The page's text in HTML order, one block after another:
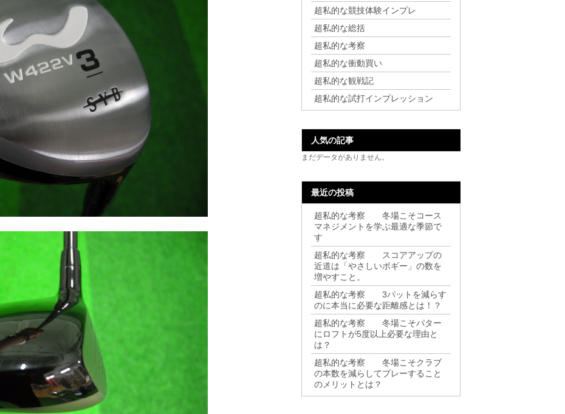
超私的な競技体験インプレ
超私的な総括
超私的な考察
超私的な衝動買い
超私的な観戦記
超私的な試打インプレッション
人気の記事
まだデータがありません。
最近の投稿
超私的な考察 冬場こそコース
マネジメントを学ぶ最適な季節で
す
超私的な考察 スコアアップの
近道は「やさしいボギー」の数を
増やすこと。
超私的な考察 3パットを減らす
のに本当に必要な距離感とは！？
超私的な考察 冬場こそパター
にロフトが5度以上必要な理由と
は？
超私的な考察 冬場こそクラブ
の本数を減らしてプレーすること
のメリットとは？